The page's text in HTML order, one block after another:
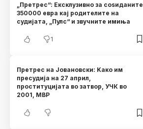
„Претрес“: Ексклузивно за соѕиданите
350000 евра кај родителите на
судијата, „Пулс“ и звучните имиња
1
Претрес на Јовановски: Kако им
пресудија на 27 април,
проституцијата во затвор, УЧК во
2001, МВР